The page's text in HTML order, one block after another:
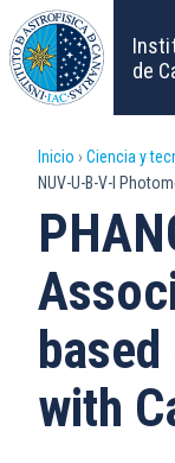
Pasar
al
contenido
principal
de
enlaces
de
ayuda
a
la
Inicio Ciencia y
NUV-U-B-V-I
with